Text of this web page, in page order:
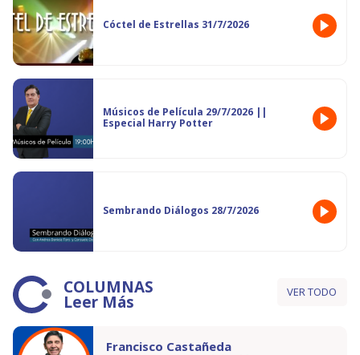
Cóctel de Estrellas 31/7/2026
Músicos de Película 29/7/2026 ||
Especial Harry Potter
Sembrando Diálogos 28/7/2026
COLUMNAS
Leer Más VER TODO
Francisco Castañeda